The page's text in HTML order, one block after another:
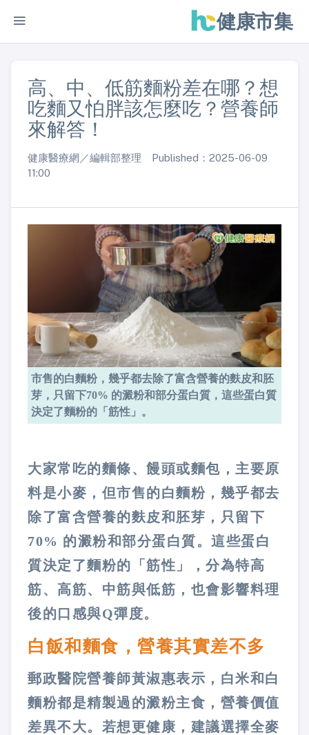
健康市集
高、中、低筋麵粉差在哪？想
吃麵又怕胖該怎麼吃？營養師
來解答！
健康醫療網／編輯部整理 Published：2025-06-09
11:00
市售的白麵粉，幾乎都去除了富含營養的麩皮和胚
芽，只留下70% 的澱粉和部分蛋白質，這些蛋白質
決定了麵粉的「筋性」。
大家常吃的麵條、饅頭或麵包，主要原
料是小麥，但市售的白麵粉，幾乎都去
除了富含營養的麩皮和胚芽，只留下
70% 的澱粉和部分蛋白質。這些蛋白
質決定了麵粉的「筋性」，分為特高
筋、高筋、中筋與低筋，也會影響料理
後的口感與Q彈度。
白飯和麵食，營養其實差不多
郵政醫院營養師黃淑惠表示，白米和白
麵粉都是精製過的澱粉主食，營養價值
差異不大。若想更健康，建議選擇全麥